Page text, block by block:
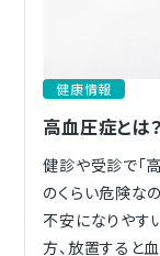
健康情報
高血圧症とは
健診や受診で「
のくらい危険な
不安になりやす
方、放置すると